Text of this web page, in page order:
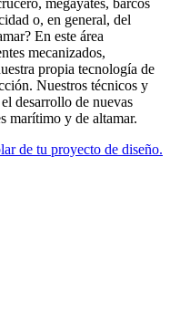
megayates, barcos
o, en general, del
En este área
mecanizados,
propia tecnología de
Nuestros técnicos y
desarrollo de nuevas
marítimo y de altamar.
de tu proyecto de diseño.